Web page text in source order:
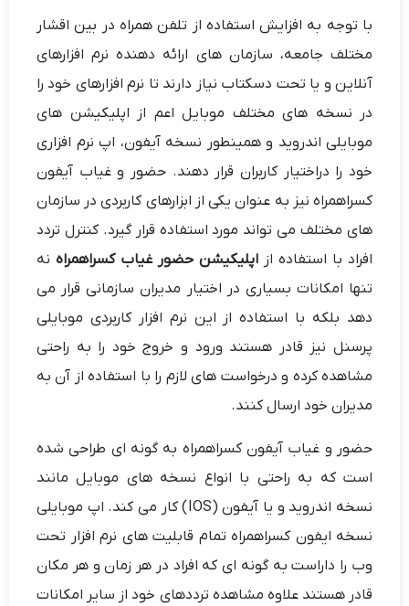
با توجه به افزایش استفاده از تلفن همراه در بین اقشار
مختلف جامعه، سازمان های ارائه دهنده نرم افزارهای
آنلاین و یا تحت دسکتاب نیاز دارند تا نرم افزارهای خود را
در نسخه های مختلف موبایل اعم از اپلیکیشن های
موبایلی اندروید و همینطور نسخه آیفون، اپ نرم افزاری
خود را دراختیار کاربران قرار دهند. حضور و غیاب آیفون
کسراهمراه نیز به عنوان یکی از ابزارهای کاربردی در سازمان
های مختلف می تواند مورد استفاده قرار گیرد. کنترل تردد
افراد با استفاده از اپلیکیشن حضور غیاب کسراهمراه نه
تنها امکانات بسیاری در اختیار مدیران سازمانی قرار می
دهد بلکه با استفاده از این نرم افزار کاربردی موبایلی
پرسنل نیز قادر هستند ورود و خروج خود را به راحتی
مشاهده کرده و درخواست های لازم را با استفاده از آن به
مدیران خود ارسال کنند.
حضور و غیاب آیفون کسراهمراه به گونه ای طراحی شده
است که به راحتی با انواع نسخه های موبایل مانند
نسخه اندروید و یا آیفون (IOS) کار می کند. اپ موبایلی
نسخه ایفون کسراهمراه تمام قابلیت های نرم افزار تحت
وب را داراست به گونه ای که افراد در هر زمان و هر مکان
قادر هستند علاوه مشاهده ترددهای خود از سایر امکانات